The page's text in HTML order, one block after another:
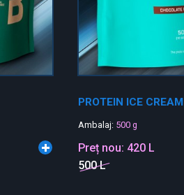
PROTEIN ICE CREAM
Ambalaj: 500 g
Preț nou: 420 L
500 L